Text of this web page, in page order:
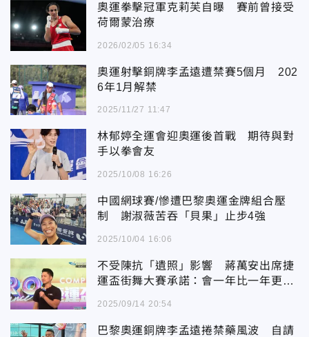
奧運拳擊冠軍克莉芙自曝 賽前曾接受
荷爾蒙治療
2026/02/05 16:34
奧運射擊銅牌李孟遠遭禁賽5個月 202
6年1月解禁
2025/11/27 11:47
林郁婷全運會迎奧運後首戰 期待與對
手以拳會友
2025/10/08 16:26
中國網球賽/慘遭巴黎奧運金牌組合壓
制 謝淑薇苦吞「貝果」止步4強
2025/10/04 16:06
不受陳抗「遺照」影響 蔣萬安出席捷
運盃街舞大賽承諾：會一年比一年更精
2025/09/14 20:54
巴黎奧運銅牌李孟遠捲禁藥風波 自請